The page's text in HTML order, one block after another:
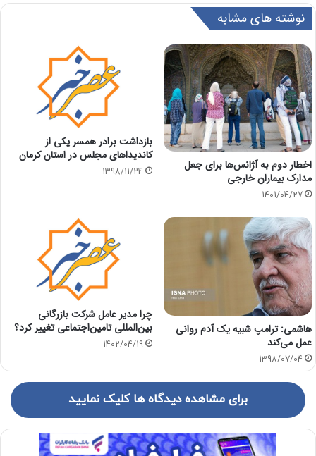
نوشته های مشابه
اخطار دوم به آژانس‌ها برای جعل
مدارک بیماران خارجی
1401/04/27
بازداشت برادر همسر یکی از
کاندیداهای مجلس در استان کرمان
1398/11/24
هاشمی: ترامپ شبیه یک آدم روانی
عمل می‌کند
1398/07/04
چرا مدير عامل شرکت بازرگانی
بین‌المللی تامین‌اجتماعی تغيير كرد؟
1402/04/19
برای مشاهده دیدگاه ها کلیک نمایید